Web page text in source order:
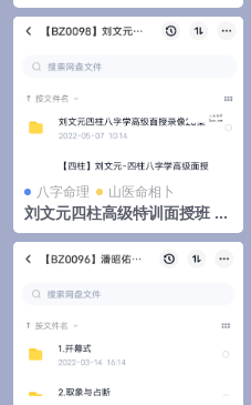
八字命理 山医命相卜
刘文元四柱高级特训面授班 2
套合集 夸克网盘下载